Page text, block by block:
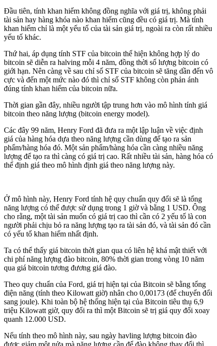
Đầu tiên, tính khan hiếm không đồng nghĩa với giá trị, không phải
tài sản hay hàng khóa nào khan hiếm cũng đều có giá trị. Mà tính
khan hiếm chỉ là một yếu tố của tài sản giá trị, ngoài ra còn rất nhiều
yếu tố khác.
Thứ hai, áp dụng tính STF của bitcoin thể hiện không hợp lý do
bitcoin sẽ diễn ra halving mỗi 4 năm, đồng thời số lượng bitcoin có
giới hạn. Nên càng về sau chỉ số STF của bitcoin sẽ tăng dần đến vô
cực và đến một mức nào đó thì chỉ số STF không còn phản ánh
đúng tính khan hiếm của bitcoin nữa.
Thời gian gần đây, nhiều người tập trung hơn vào mô hình tính giá
bitcoin theo năng lượng (bitcoin energy model).
Các đây 99 năm, Henry Ford đã đưa ra một lập luận về việc định
giá của hàng hóa dựa theo năng lượng cần dùng để tạo ra sản
phẩm/hàng hóa đó. Một sản phẩm/hàng hóa cần càng nhiều năng
lượng để tạo ra thì càng có giá trị cao. Rất nhiều tài sản, hàng hóa có
thể định giá theo mô hình định giá theo năng lượng này.
Ở mô hình này, Henry Ford tính hệ quy chuẩn quy đổi sẽ là tổng
năng lượng có thể được sử dụng trong 1 giờ và bằng 1 USD. Ông
cho rằng, một tài sản muốn có giá trị cao thì cần có 2 yếu tố là con
người phải chịu bỏ ra năng lượng tạo ra tài sản đó, và tài sản đó cần
có yếu tố khan hiếm nhất định.
Ta có thể thấy giá bitcoin thời gian qua có liên hệ khá mật thiết với
chi phí năng lượng đào bitcoin, 80% thời gian trong vòng 10 năm
qua giá bitcoin tương đương giá đào.
Theo quy chuẩn của Ford, giá trị hiện tại của Bitcoin sẽ bằng tổng
điện năng (tính theo Kilowatt giờ) nhân cho 0,00173 (để chuyển đổi
sang joule). Khi toàn bộ hệ thống hiện tại của Bitcoin tiêu thụ 6,9
triệu Kilowatt giờ, quy đổi ra thì một Bitcoin sẽ trị giá quy đổi xoay
quanh 12.000 USD.
Nếu tính theo mô hình này, sau ngày havling lượng bitcoin đào